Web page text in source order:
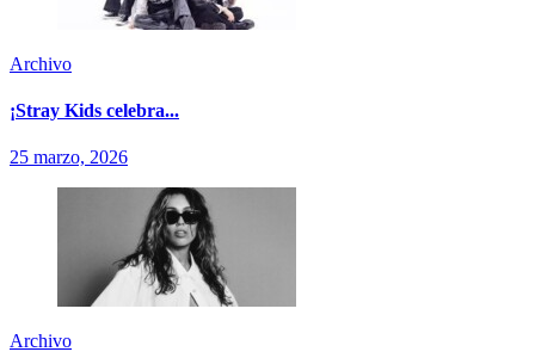
Archivo
¡Stray Kids celebra...
25 marzo, 2026
Archivo